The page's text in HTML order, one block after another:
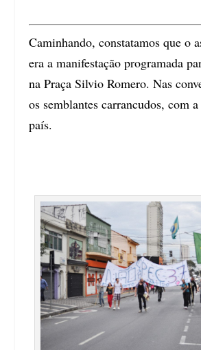
Caminhando, constatamos que o
era a manifestação programada
na Praça Silvio Romero. Nas
os semblantes carrancudos, com
país.